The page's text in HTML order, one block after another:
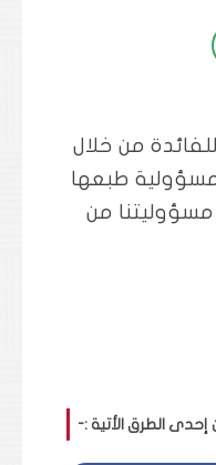
من خلال
طبعها
مسؤوليتنا من
الطرق الأتية :-